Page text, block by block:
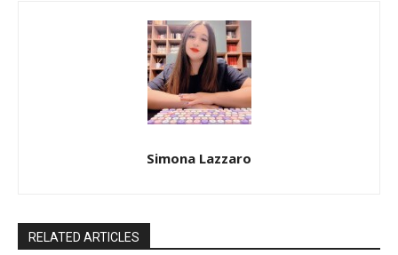
Simona Lazzaro
RELATED ARTICLES